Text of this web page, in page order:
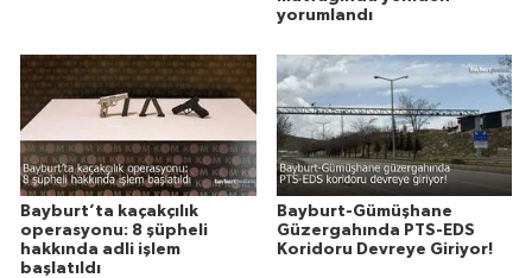
yorumlandı
Bayburt’ta kaçakçılık
operasyonu: 8 şüpheli
hakkında adli işlem
başlatıldı
Bayburt-Gümüşhane
Güzergahında PTS-EDS
Koridoru Devreye Giriyor!